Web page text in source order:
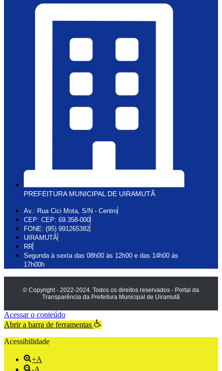
PREFEITURA MUNICIPAL DE UIRAMUTÃ
Av.: Rua Cici Mota, S/N - Centro
CEP: CEP: 69.358-000
FONE: (95) 991265382
UIRAMUTÃ
RR
Segunda à sexta das 08h00 às 12h00 e das 14h00 às
17h00h
© Copyright - 2022-2024. Todos os direitos reservados - Portal da
Transparência da Prefeitura Municipal de Uiramutã
Acessar o conteúdo
Abrir a barra de ferramentas
Acessibilidade
+A
-A